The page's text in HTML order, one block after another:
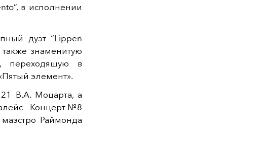
в исполнении
дуэт “Lippen
знаменитую
переходящую в
элемент».
В.А. Моцарта, а
- Концерт №8
Раймонда